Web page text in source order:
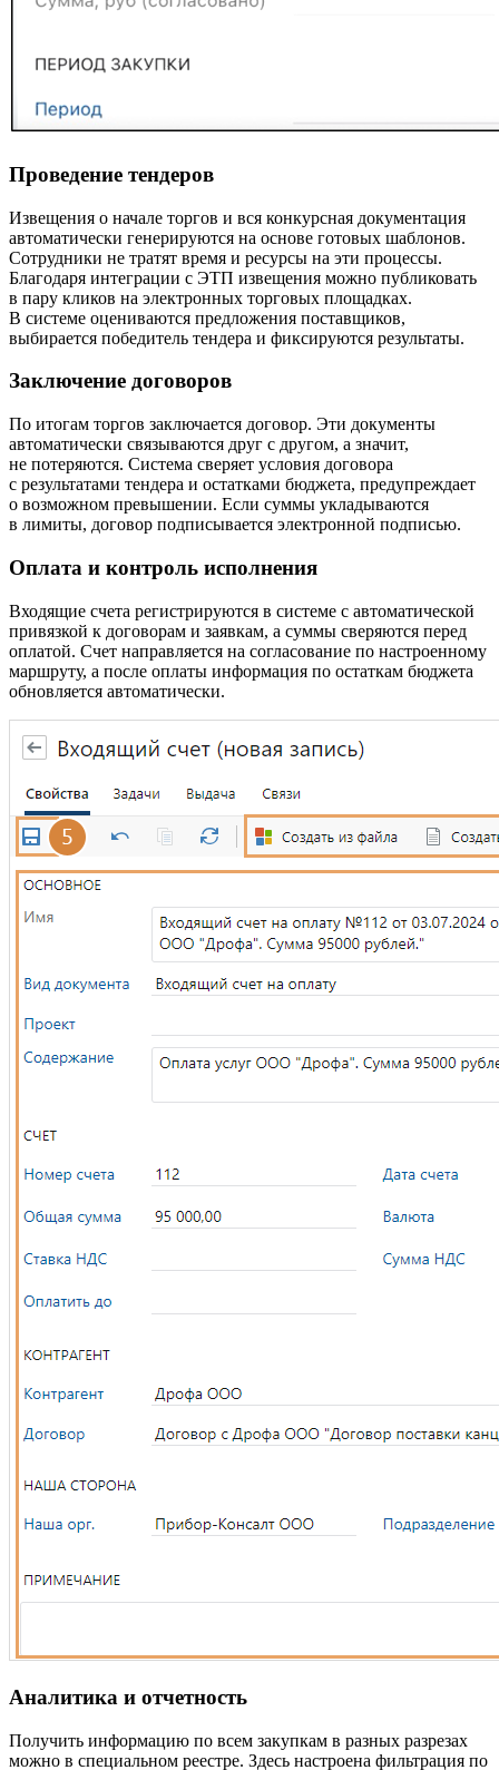
Проведение тендеров
Извещения о начале торгов и вся конкурсная документация
автоматически генерируются на основе готовых шаблонов.
Сотрудники не тратят время и ресурсы на эти процессы.
Благодаря интеграции с ЭТП извещения можно публиковать
в пару кликов на электронных торговых площадках.
В системе оцениваются предложения поставщиков,
выбирается победитель тендера и фиксируются результаты.
Заключение договоров
По итогам торгов заключается договор. Эти документы
автоматически связываются друг с другом, а значит,
не потеряются. Система сверяет условия договора
с результатами тендера и остатками бюджета, предупреждает
о возможном превышении. Если суммы укладываются
в лимиты, договор подписывается электронной подписью.
Оплата и контроль исполнения
Входящие счета регистрируются в системе с автоматической
привязкой к договорам и заявкам, а суммы сверяются перед
оплатой. Счет направляется на согласование по настроенному
маршруту, а после оплаты информация по остаткам бюджета
обновляется автоматически.
Аналитика и отчетность
Получить информацию по всем закупкам в разных разрезах
можно в специальном реестре. Здесь настроена фильтрация по